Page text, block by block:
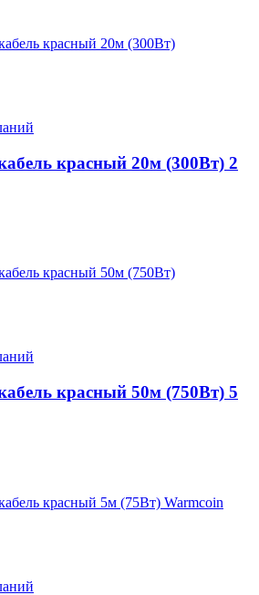
красный 20м (300Вт) 2
красный 50м (750Вт) 5